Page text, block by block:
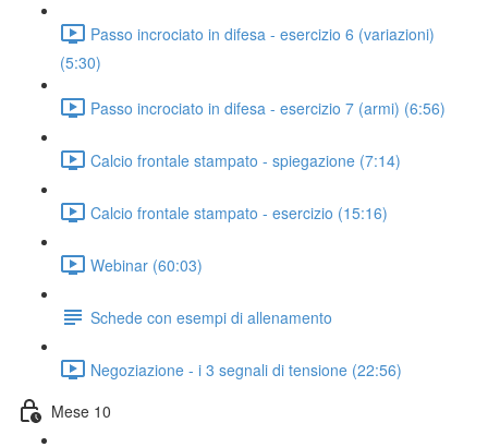
Passo incrociato in difesa - esercizio 6 (variazioni)
(5:30)
Passo incrociato in difesa - esercizio 7 (armi) (6:56)
Calcio frontale stampato - spiegazione (7:14)
Calcio frontale stampato - esercizio (15:16)
Webinar (60:03)
Schede con esempi di allenamento
Negoziazione - i 3 segnali di tensione (22:56)
Mese 10